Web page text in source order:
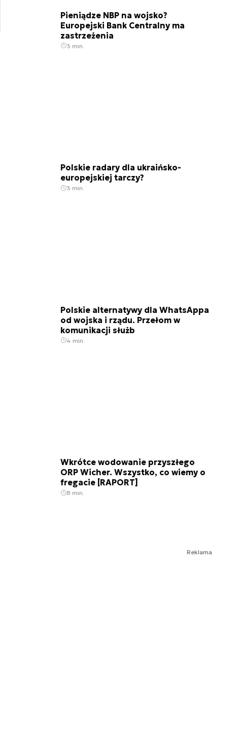
Pieniądze NBP na wojsko?
Europejski Bank Centralny ma
zastrzeżenia
3 min.
Polskie radary dla ukraińsko-
europejskiej tarczy?
3 min.
Polskie alternatywy dla WhatsAppa
od wojska i rządu. Przełom w
komunikacji służb
4 min.
Wkrótce wodowanie przyszłego
ORP Wicher. Wszystko, co wiemy o
fregacie [RAPORT]
8 min.
Reklama